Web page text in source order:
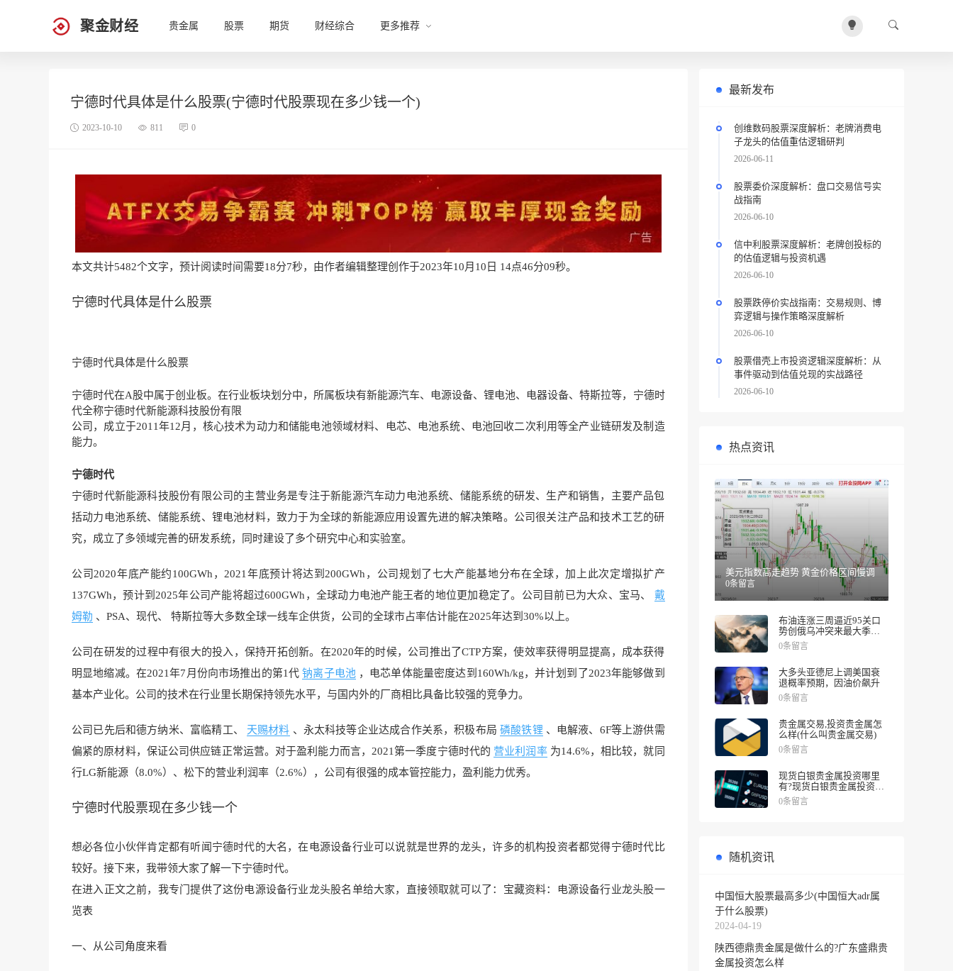
聚金财经 贵金属 股票 期货 财经综合 更多推荐
宁德时代具体是什么股票(宁德时代股票现在多少钱一个)
2023-10-10 811 0
本文共计5482个文字，预计阅读时间需要18分7秒，由作者编辑整理创作于2023年10月10日 14点46分09秒。
宁德时代具体是什么股票
宁德时代具体是什么股票
宁德时代在A股中属于创业板。在行业板块划分中，所属板块有新能源汽车、电源设备、锂电池、电器设备、特斯拉等，宁德时
代全称宁德时代新能源科技股份有限
公司，成立于2011年12月，核心技术为动力和储能电池领域材料、
电芯、电池系统、电池回收二次利用等全产业链研发及制造
能力。
宁德时代
宁德时代新能源科技股份有限公司的主营业务是专注于新能源汽车动力电池系统、储能系统的研发、生产和销售，主要产品包
括动力电池系统、储能系统、锂电池材料，致力于为全球的新能源应用设置先进的解决策略。公司很关注产品和技术工艺的研
究，成立了多领域完善的研发系统，同时建设了多个研究中心和实验室。
公司2020年底产能约100GWh，2021年底预计将达到200GWh，公司规划了七大产能基地分布在全球，加上此次定增拟扩产
137GWh，预计到2025年公司产能将超过600GWh，全球动力电池产能王者的地位更加稳定了。公司目前已为大众、宝马、
戴
姆勒 、PSA、现代、 特斯拉等大多数全球一线车企供货，公司的全球市占率估计能在2025年达到30%以上。
公司在研发的过程中有很大的投入，保持开拓创新。在2020年的时候，公司推出了CTP方案，使效率获得明显提高，成本获得
明显地缩减。在2021年7月份向市场推出的第1代 钠离子电池 ，电芯单体能量密度达到160Wh/kg，并计划到了2023年能够做到
基本产业化。公司的技术在行业里长期保持领先水平，与国内外的厂商相比具备比较强的竞争力。
公司已先后和德方纳米、富临精工、 天赐材料 、永太科技等企业达成合作关系，积极布局 磷酸铁锂 、电解液、6F等上游供需
偏紧的原材料，保证公司供应链正常运营。对于盈利能力而言，2021第一季度宁德时代的 营业利润率 为14.6%，相比较，就同
行LG新能源（8.0%）、松下的营业利润率（2.6%），公司有很强的成本管控能力，盈利能力优秀。
宁德时代股票现在多少钱一个
想必各位小伙伴肯定都有听闻宁德时代的大名，在电源设备行业可以说就是世界的龙头，许多的机构投资者都觉得宁德时代比
较好。 接下来，我带领大家了解一下宁德时代。
在进入正文之前，我专门提供了这份电源设备行业龙头股名单给大家，直接领取就可以了：宝藏资料：电源设备行业龙头股一
览表
一、从公司角度来看
最新发布
创维数码股票深度解析：老牌消费电
子龙头的估值重估逻辑研判
2026-06-11
股票委价深度解析：盘口交易信号实
战指南
2026-06-10
信中利股票深度解析：老牌创投标的
的估值逻辑与投资机遇
2026-06-10
股票跌停价实战指南：交易规则、博
弈逻辑与操作策略深度解析
2026-06-10
股票借壳上市投资逻辑深度解析：从
事件驱动到估值兑现的实战路径
2026-06-10
热点资讯
美元指数高走趋势 黄金价格区间慢调
0条留言
布油连涨三周逼近95关口
势创俄乌冲突来最大季度
涨幅
0条留言
大多头亚德尼上调美国衰
退概率预期，因油价飙升
0条留言
贵金属交易,投资贵金属怎
么样(什么叫贵金属交易)
0条留言
现货白银贵金属投资哪里
有?现货白银贵金属投资被
诱导投资亏损
0条留言
随机资讯
中国恒大股票最高多少(中国恒大adr属
于什么股票)
2024-04-19
陕西德鼎贵金属是做什么的?广东盛鼎贵
金属投资怎么样